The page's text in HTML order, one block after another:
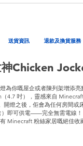
送貨資訊 退款及換貨服務
Chicken
為你嘅屋企或者陳列架增添亮
（4.7 吋），靈感來自
開燈之後，佢會為任何房間或
）即可供電——完全無需電線！
Minecraft 粉絲家居嘅絕佳收